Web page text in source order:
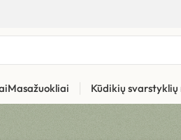
Masažuokliai Kūdikių svarstyklių